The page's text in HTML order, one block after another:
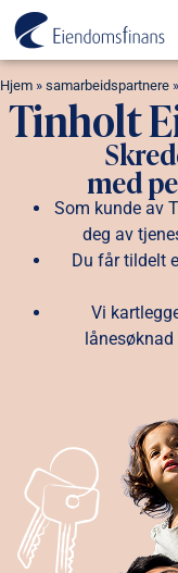
Hjem » samarbeidspartnere »
Tinholt
med
Som kunde av
deg av
Du får tildelt
Vi